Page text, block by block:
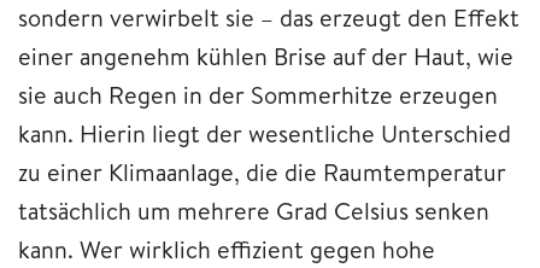
sondern verwirbelt sie – das erzeugt den Effekt
einer angenehm kühlen Brise auf der Haut, wie
sie auch Regen in der Sommerhitze erzeugen
kann. Hierin liegt der wesentliche Unterschied
zu einer Klimaanlage, die die Raumtemperatur
tatsächlich um mehrere Grad Celsius senken
kann. Wer wirklich effizient gegen hohe